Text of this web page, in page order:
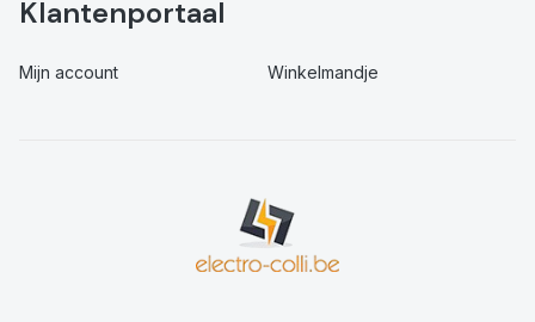
Klantenportaal
Mijn account Winkelmandje